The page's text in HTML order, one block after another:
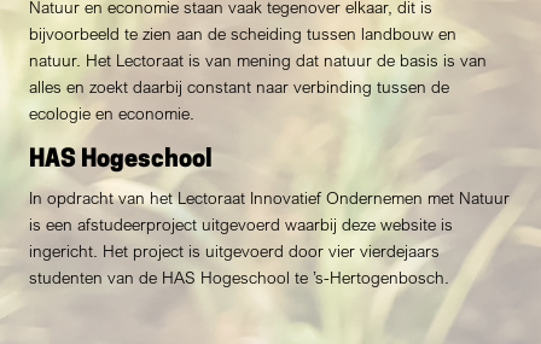
Natuur en economie staan vaak tegenover elkaar, dit is
bijvoorbeeld te zien aan de scheiding tussen landbouw en
natuur. Het Lectoraat is van mening dat natuur de basis is van
alles en zoekt daarbij constant naar verbinding tussen de
ecologie en economie.
HAS Hogeschool
In opdracht van het Lectoraat Innovatief Ondernemen met Natuur
is een afstudeerproject uitgevoerd waarbij deze website is
ingericht. Het project is uitgevoerd door vier vierdejaars
studenten van de HAS Hogeschool te ’s-Hertogenbosch.